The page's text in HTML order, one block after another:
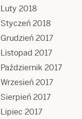
Luty 2018
Styczeń 2018
Grudzień 2017
Listopad 2017
Październik 2017
Wrzesień 2017
Sierpień 2017
Lipiec 2017